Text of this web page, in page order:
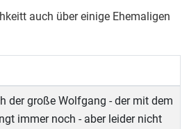
auch über einige Ehemaligen
der große Wolfgang - der mit dem
immer noch - aber leider nicht